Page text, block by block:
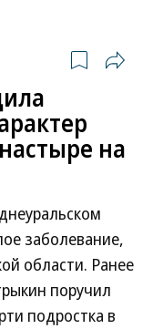
на
заболевание,
области. Ранее
поручил
подростка в